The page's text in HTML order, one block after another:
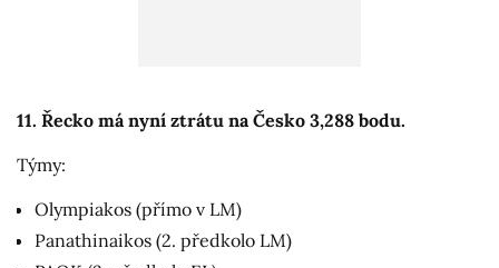
11. Řecko má nyní ztrátu na Česko 3,288 bodu.
Týmy:
Olympiakos (přímo v LM)
Panathinaikos (2. předkolo LM)